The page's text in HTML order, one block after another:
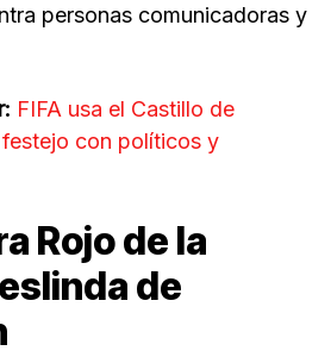
personas comunicadoras y
FIFA usa el Castillo de
con políticos y
Rojo de la
de